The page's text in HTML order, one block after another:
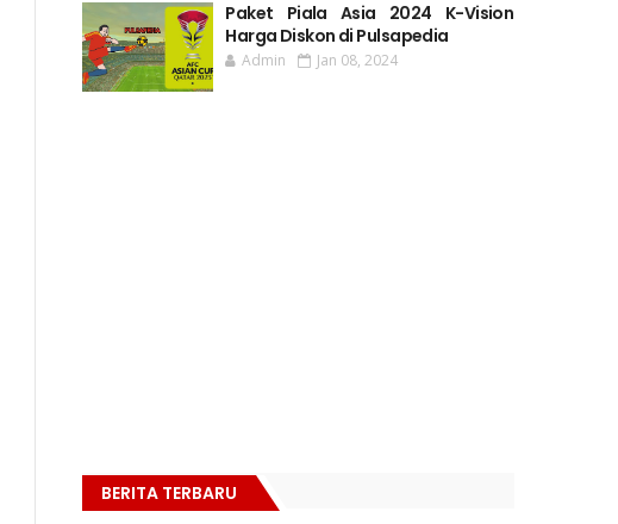
Paket Piala Asia 2024 K-Vision
Harga Diskon di Pulsapedia
Admin Jan 08, 2024
BERITA TERBARU